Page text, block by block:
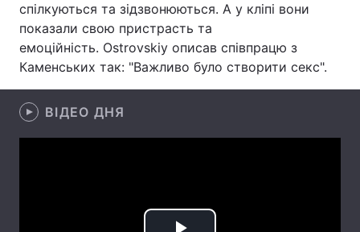
Лонгріди
Відео з Youtube Статті
Інтерв'ю
Архів Вакансії
спілкуються та зідзвонюються. А у кліпі вони
показали свою пристрасть та
емоційність. Ostrovskiy описав співпрацю з
Каменських так: "Важливо було створити секс".
ВІДЕО ДНЯ